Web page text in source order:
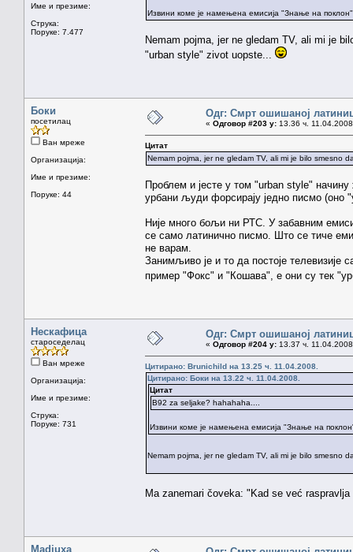
Име и презиме:
Струка:
Поруке: 7.477
Извини коме је намењена емисија "Знање на
Nemam pojma, jer ne gledam TV, ali mi je
"urban style" zivot uopste...
Боки
посетилац
Ван мреже
Организација:
Име и презиме:
Поруке: 44
Одг: Смрт ошишаној
« Одговор #203 у: 13.36 ч.
Цитат
Nemam pojma, jer ne gledam TV, ali mi je bilo smesno
Проблем и јесте у том "urban style"
урбани људи форсирају једно писмо (оно
Није много бољи ни РТС. У забавним
се само латинично писмо. Што се тиче
не варам.
Занимљиво је и то да постоје телевизије
пример "Фокс" и "Кошава", е они су тек
Нескафица
староседелац
Ван мреже
Организација:
Име и презиме:
Струка:
Поруке: 731
Одг: Смрт ошишаној
« Одговор #204 у: 13.37 ч.
Цитирано: Brunichild на 13.25 ч. 11.04.2008.
Цитирано: Боки на 13.22 ч. 11.04.2008.
Цитат
B92 za seljake? hahahaha....
Извини коме је намењена емисија "Знање на
Nemam pojma, jer ne gledam TV, ali mi je bilo smesno
Ma zanemari čoveka: "Kad se već
Madiuxa